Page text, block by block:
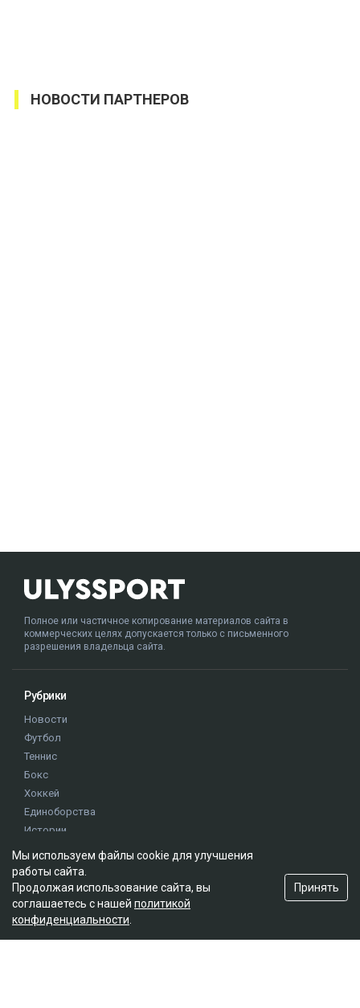
НОВОСТИ ПАРТНЕРОВ
Полное или частичное копирование материалов сайта в
коммерческих целях допускается только с письменного
разрешения владельца сайта.
Рубрики
Новости
Футбол
Теннис
Бокс
Хоккей
Единоборства
Истории
Редакция
О проекте
Правила сайта
Мы используем файлы cookie для улучшения
работы сайта.
Продолжая использование сайта, вы
соглашаетесь с нашей политикой
конфиденциальности
Принять